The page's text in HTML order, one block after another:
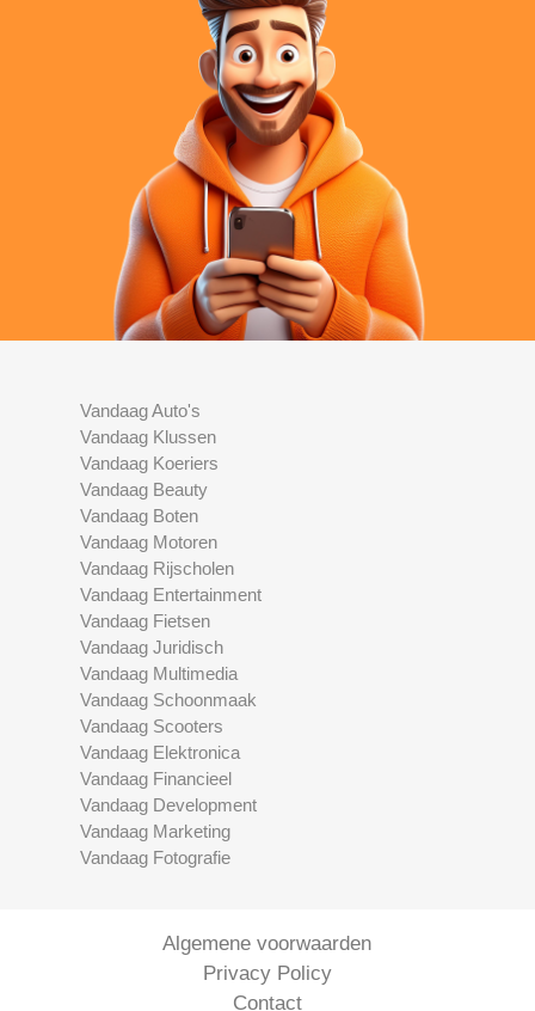
Vandaag Auto's
Vandaag Klussen
Vandaag Koeriers
Vandaag Beauty
Vandaag Boten
Vandaag Motoren
Vandaag Rijscholen
Vandaag Entertainment
Vandaag Fietsen
Vandaag Juridisch
Vandaag Multimedia
Vandaag Schoonmaak
Vandaag Scooters
Vandaag Elektronica
Vandaag Financieel
Vandaag Development
Vandaag Marketing
Vandaag Fotografie
Algemene voorwaarden
Privacy Policy
Contact